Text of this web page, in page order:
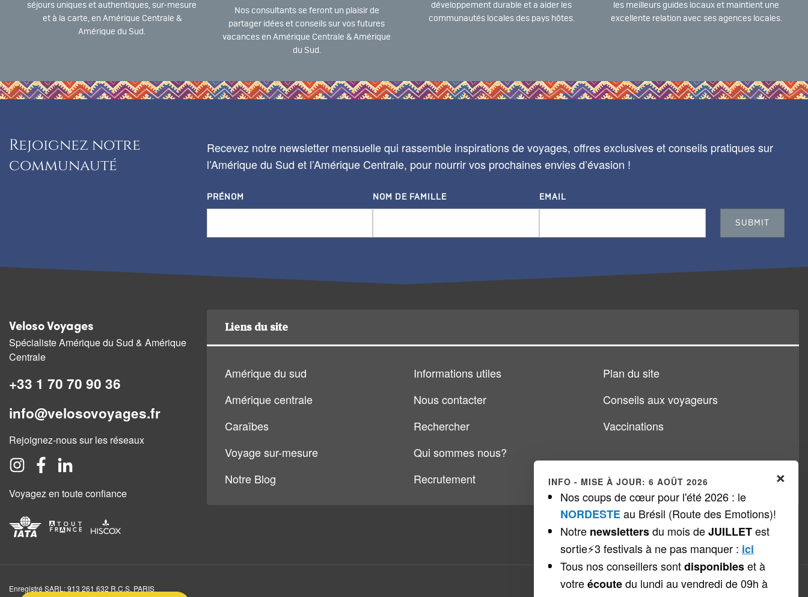
séjours uniques et authentiques, sur-mesure
et à la carte, en Amérique Centrale &
Amérique du Sud.
Nos consultants se feront un plaisir de
partager idées et conseils sur vos futures
vacances en Amérique Centrale & Amérique
du Sud.
développement durable et a aider les
communautés locales des pays hôtes.
les meilleurs guides locaux et maintient une
excellente relation avec ses agences locales.
×
INFO - MISE À JOUR: 6 AOÛT 2026
Nos coups de cœur pour l'été 2026 : le
NORDESTEau Brésil (Route des Emotions)!
Notre newslettersdu mois deJUILLETest
sortie⚡3 festivals à ne pas manquer : ici
Tous nos conseillers sontdisponibleset à
votreécoutedu lundi au vendredi de 09h à
Rejoignez notre
communauté
Recevez notre newsletter mensuelle qui rassemble inspirations de voyages, offres exclusives et conseils pratiques sur
l’Amérique du Sud et l’Amérique Centrale, pour nourrir vos prochaines envies d’évasion !
PRÉNOM NOM DE FAMILLE EMAIL
Veloso Voyages
Spécialiste Amérique du Sud & Amérique
Centrale
+33 1 70 70 90 36
info@velosovoyages.fr
Rejoignez-nous sur les réseaux
Voyagez en toute confiance
Liens du site
Amérique du sud
Amérique centrale
Caraïbes
Voyage sur-mesure
Notre Blog
Informations utiles
Nous contacter
Rechercher
Qui sommes nous?
Recrutement
Plan du site
Conseils aux voyageurs
Vaccinations
Enregistré SARL: 913 261 632 R.C.S. PARIS Copyright © 1999 - 2026Veloso Voyages